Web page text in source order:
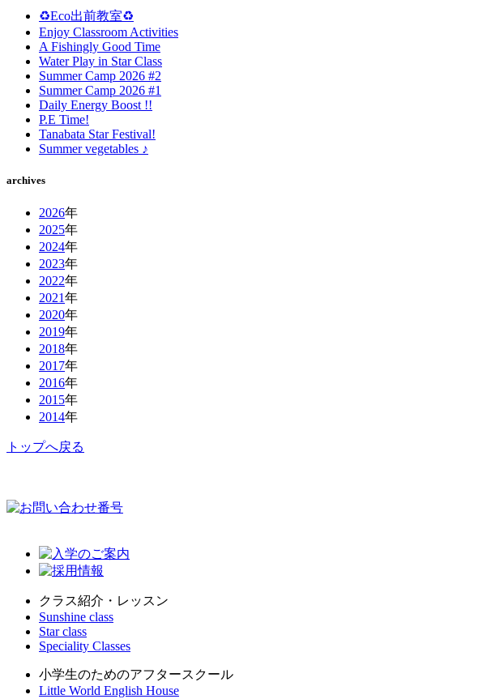
♻️Eco出前教室♻️
Enjoy Classroom Activities
A Fishingly Good Time
Water Play in Star Class
Summer Camp 2026 #2
Summer Camp 2026 #1
Daily Energy Boost !!
P.E Time!
Tanabata Star Festival!
Summer vegetables ♪
archives
2026年
2025年
2024年
2023年
2022年
2021年
2020年
2019年
2018年
2017年
2016年
2015年
2014年
トップへ戻る
クラス紹介・レッスン
Sunshine class
Star class
Speciality Classes
小学生のためのアフタースクール
Little World English House